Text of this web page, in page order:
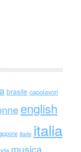
brasile capolavori
english
iliade italia
musica